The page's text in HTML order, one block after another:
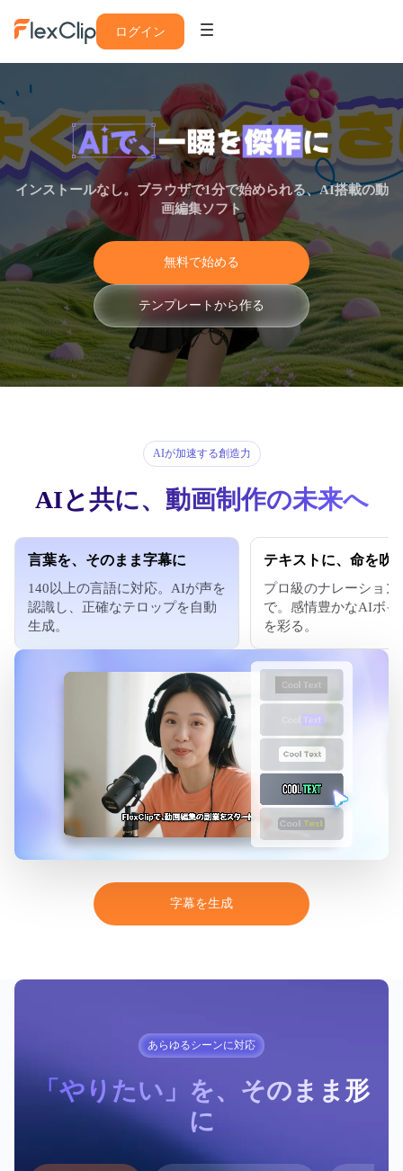
ログイン
インストールなし。ブラウザで1分で始められる、AI搭載の動
画編集ソフト
無料で始める
テ ンプレー ト から作る
AIが加速する創造力
AIと共に、動画制作の未来へ
言葉を、そのまま字幕に
140以上の言語に対応。AIが声を
認識し、正確なテロップを自動
生成。
テキストに、命を吹
プロ級のナレーション
で。感情豊かなAIボイ
を彩る。
字幕を生成
あらゆるシーンに対応
「やりたい」を、そのまま形
に